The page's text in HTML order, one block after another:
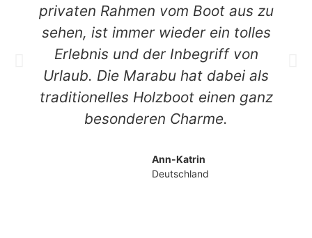
privaten Rahmen vom Boot aus zu
sehen, ist immer wieder ein tolles
Erlebnis und der Inbegriff von
Urlaub. Die Marabu hat dabei als
traditionelles Holzboot einen ganz
besonderen Charme.
Ann-Katrin
Deutschland